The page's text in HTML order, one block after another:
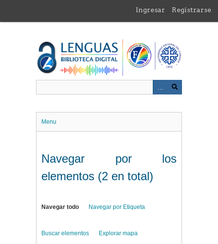
contenido
Ingresar Registrarse
Menu
Navegar por los
elementos (2 en total)
Navegar todo Navegar por Etiqueta
Buscar elementos Explorar mapa